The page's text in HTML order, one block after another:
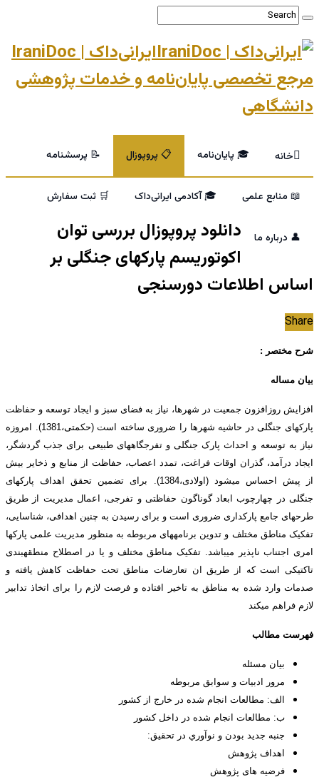
ایرانی‌داک | IraniDoc
مرجع تخصصی پایان‌نامه و خدمات پژوهشی
دانشگاهی
خانه 🎓 پایان‌نامه 📋 پروپوزال 📝 پرسشنامه
📖 منابع علمی 🎓 آکادمی ایرانی‌داک 🛒 ثبت سفارش
👤 درباره ما
دانلود پروپوزال بررسی توان
اکوتوریسم پارکهای جنگلی بر
اساس اطلاعات دورسنجی
Share
شرح مختصر :
بیان مساله
افزایش روز­افزون جمعیت در شهرها، نیاز به فضای سبز و ایجاد توسعه و حفاظت
پارک­های جنگلی در حاشیه شهرها را ضروری ساخته است (حکمتی،1381). امروزه
نیاز به توسعه و احداث پارک­ جنگلی و تفرجگاه­های طبیعی برای جذب گردشگر،
ایجاد در­آمد، گذران اوقات فراغت، تمدد اعصاب، حفاظت از منابع و ذخایر بیش
از پیش احساس می­شود (اولادی،1384). برای تضمین تحقق اهداف پارک­های
جنگلی در چهارچوب ابعاد گوناگون حفاظتی و تفرجی، اعمال مدیریت از طریق
طرح­های جامع پارکداری ضروری است و برای رسیدن به چنین اهدافی، شناسایی،
تفکیک مناطق مختلف و تدوین برنامه­های مربوطه به منظور مدیریت علمی پارک­ها
امری اجتناب ناپذیر می­باشد. تفکیک مناطق مختلف و یا در اصطلاح منطقه­بندی
تاکتیکی است که از طریق ان تعارضات مناطق تحت حفاظت کاهش یافته و
صدمات وارد شده به مناطق به تاخیر افتاده و فرصت لازم را برای اتخاذ تدابیر
لازم فراهم می­کند
فهرست مطالب
بيان مسئله­
مرور ادبیات و سوابق مربوطه
الف: مطالعات انجام شده در خارج از کشور
ب: مطالعات انجام شده در داخل کشور
جنبه جديد بودن و نوآوري در تحقيق:
اهداف پژوهش
فرضيه­ های پژوهش